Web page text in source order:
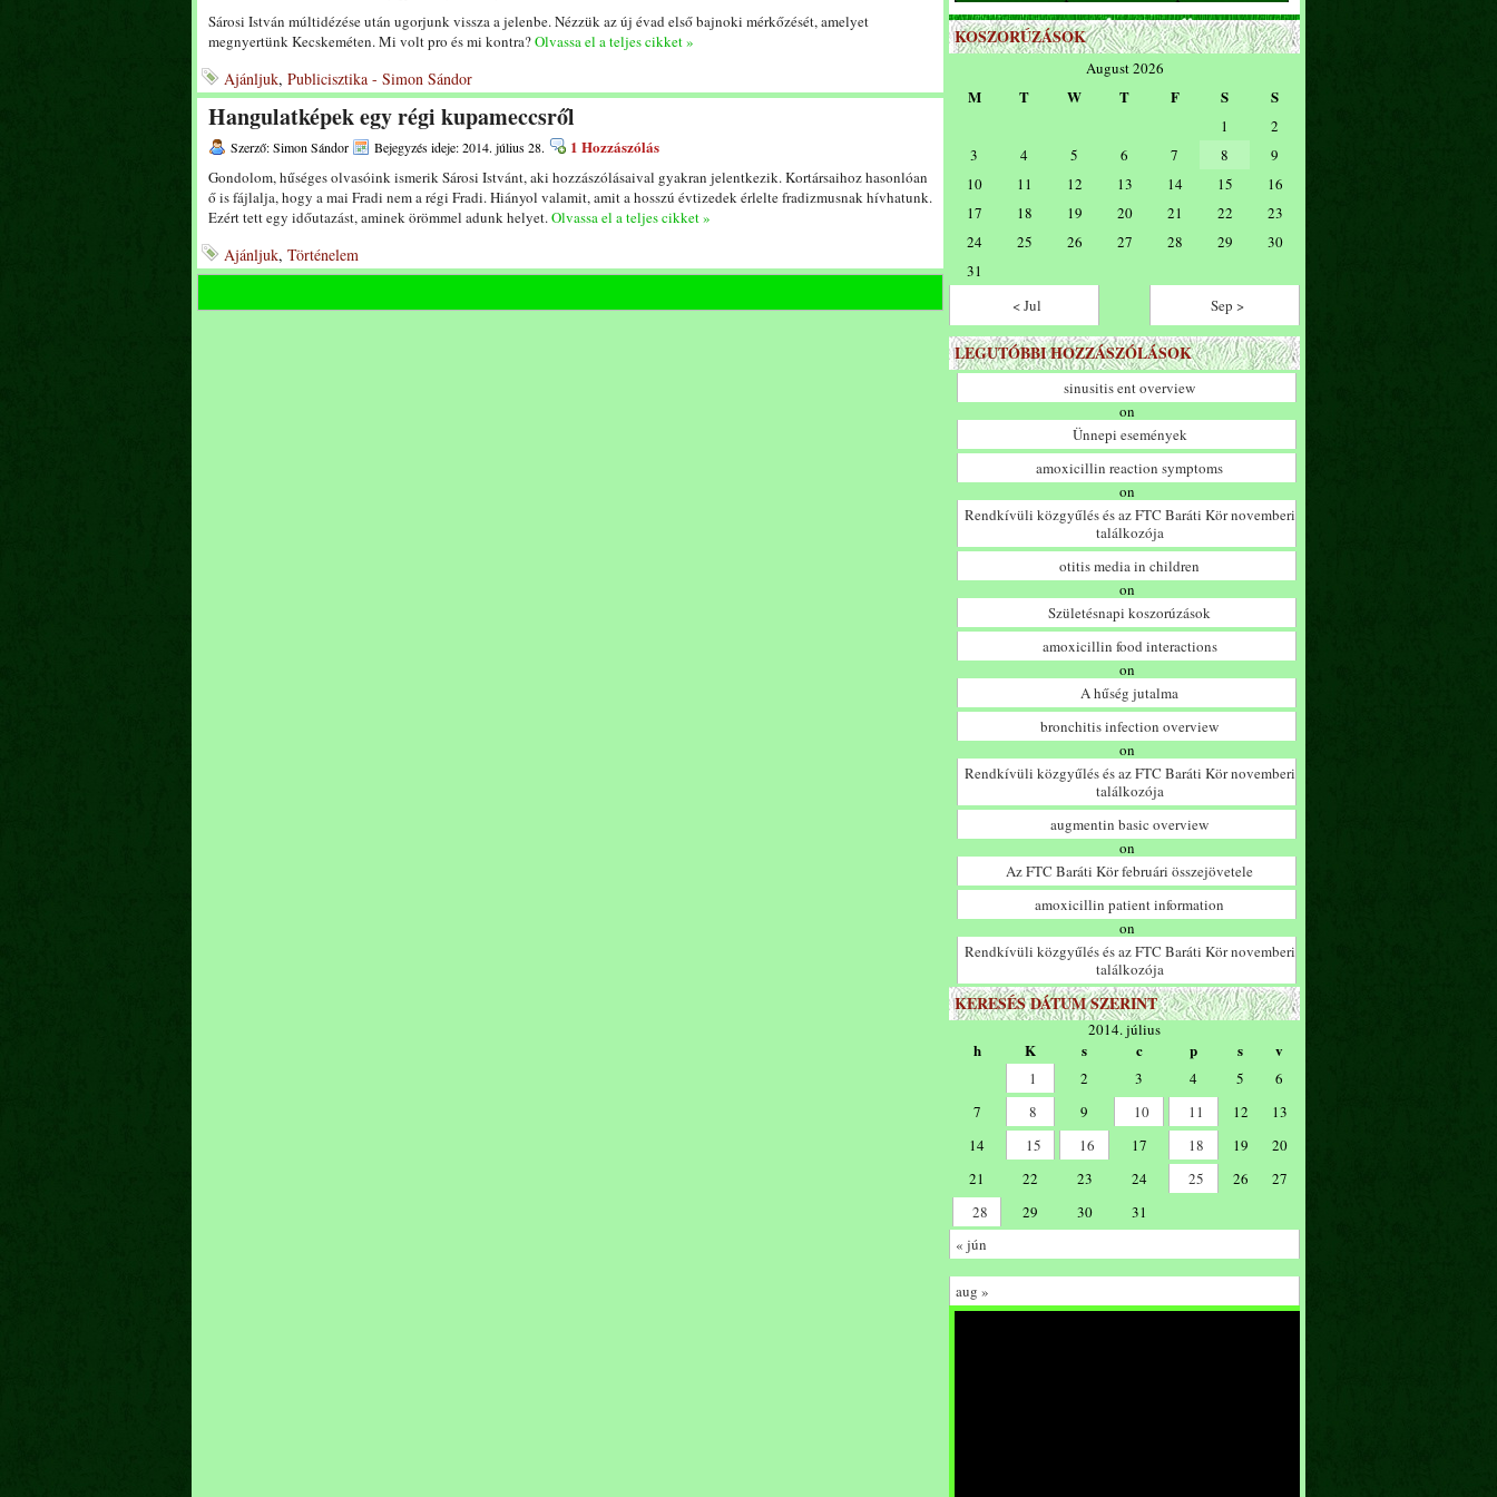
Sárosi István múltidézése után ugorjunk vissza a jelenbe. Nézzük az új évad első bajnoki mérkőzését, amelyet
megnyertünk Kecskeméten. Mi volt pro és mi kontra?Olvassa el a teljes cikket »
Ajánljuk, Publicisztika - Simon Sándor
Hangulatképek egy régi kupameccsről
Szerző: Simon Sándor Bejegyzés ideje: 2014. július 28. 1 Hozzászólás
Gondolom, hűséges olvasóink ismerik Sárosi Istvánt, aki hozzászólásaival gyakran jelentkezik. Kortársaihoz hasonlóan
ő is fájlalja, hogy a mai Fradi nem a régi Fradi. Hiányol valamit, amit a hosszú évtizedek érlelte fradizmusnak hívhatunk.
Ezért tett egy időutazást, aminek örömmel adunk helyet.Olvassa el a teljes cikket »
Ajánljuk, Történelem
KOSZORÚZÁSOK
August 2026
M T W T F S S
1
2
3
4 5 6 7 8
9
10
11 12 13 14 15
16
17
18 19 20 21 22
23
24
25 26 27 28 29
30
31
< Jul
Sep >
LEGUTÓBBI HOZZÁSZÓLÁSOK
sinusitis ent overview
on
Ünnepi események
amoxicillin reaction symptoms
on
Rendkívüli közgyűlés és az FTC Baráti Kör novemberi
találkozója
otitis media in children
on
Születésnapi koszorúzások
amoxicillin food interactions
on
A hűség jutalma
bronchitis infection overview
on
Rendkívüli közgyűlés és az FTC Baráti Kör novemberi
találkozója
augmentin basic overview
on
Az FTC Baráti Kör februári összejövetele
amoxicillin patient information
on
Rendkívüli közgyűlés és az FTC Baráti Kör novemberi
találkozója
KERESÉS DÁTUM SZERINT
2014. július
h K s c p s v
1 2 3 4 5
6
7
8 9 10 11 12
13
14
15 16 17 18 19
20
21
22 23 24 25 26
27
28
29 30
31
« jún
aug »